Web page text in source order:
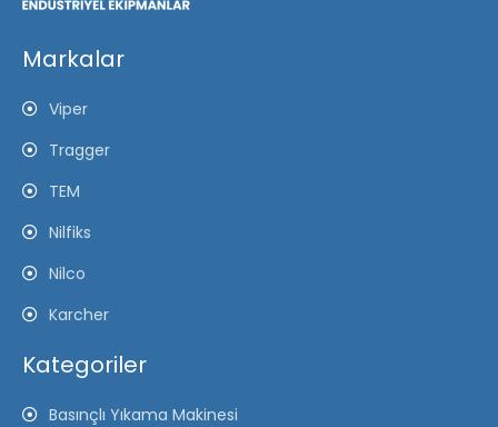
Markalar
Viper
Tragger
TEM
Nilfiks
Nilco
Karcher
Kategoriler
Basınçlı Yıkama Makinesi